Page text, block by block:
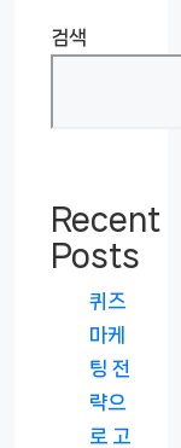
검색
Recent
Posts
퀴즈
마케
팅 전
략으
로 고